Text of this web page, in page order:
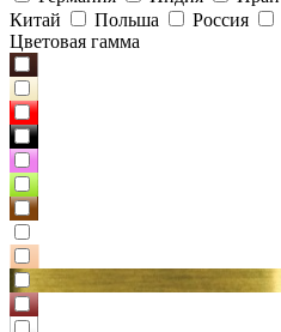
Китай
Польша Россия
Цветовая гамма